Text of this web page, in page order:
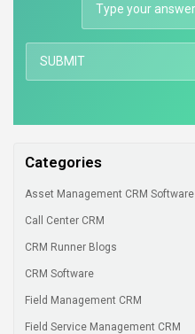
Categories
Asset Management CRM Software
Call Center CRM
CRM Runner Blogs
CRM Software
Field Management CRM
Field Service Management CRM